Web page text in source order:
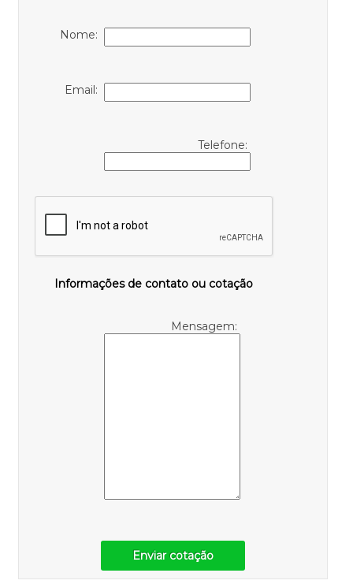
Nome:
Email:
Telefone:
Informações de contato ou cotação
Mensagem:
Enviar cotação